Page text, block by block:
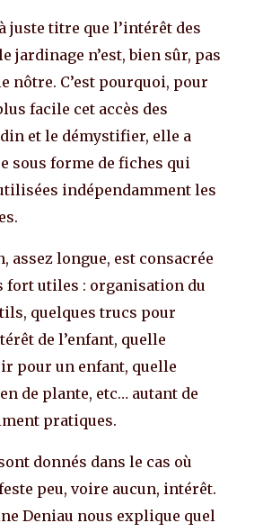
juste titre que l’intérêt des
jardinage n’est, bien sûr, pas
nôtre. C’est pourquoi, pour
facile cet accès des
et le démystifier, elle a
sous forme de fiches qui
indépendamment les
assez longue, est consacrée
fort utiles : organisation du
quelques trucs pour
de l’enfant, quelle
pour un enfant, quelle
de plante, etc… autant de
pratiques.
donnés dans le cas où
peu, voire aucun, intérêt.
Deniau nous explique quel